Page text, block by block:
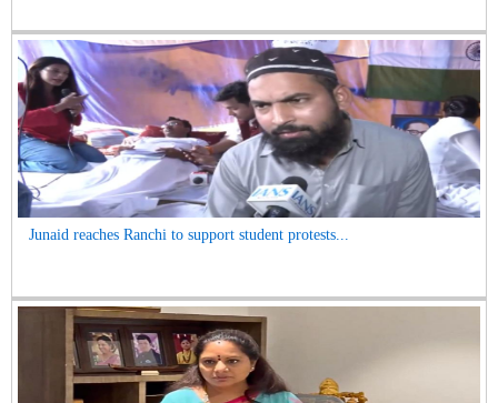
Junaid reaches Ranchi to support student protests...